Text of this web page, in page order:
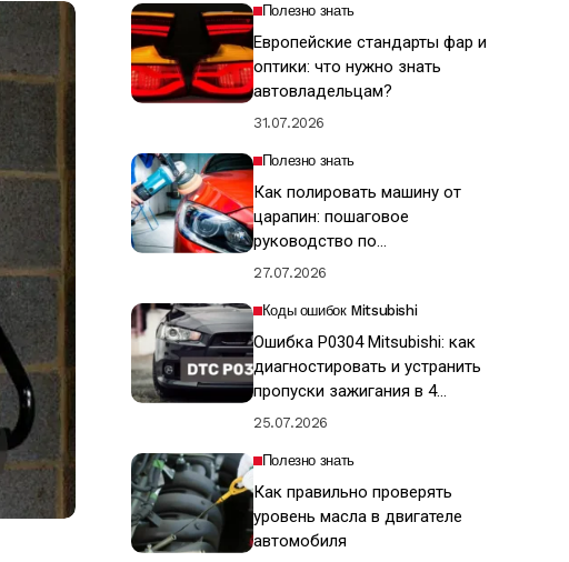
Полезно знать
Европейские стандарты фар и
оптики: что нужно знать
автовладельцам?
31.07.2026
Полезно знать
Как полировать машину от
царапин: пошаговое
руководство по
восстановлению ЛКП
27.07.2026
Коды ошибок Mitsubishi
Ошибка P0304 Mitsubishi: как
диагностировать и устранить
пропуски зажигания в 4
цилиндре
25.07.2026
Полезно знать
Как правильно проверять
уровень масла в двигателе
автомобиля